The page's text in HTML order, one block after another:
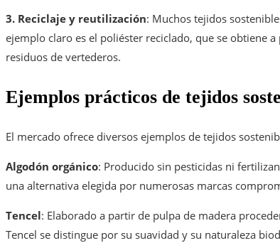
3. Reciclaje y reutilización: Muchos tejidos
ejemplo claro es el poliéster reciclado, que se obtiene
residuos de vertederos.
Ejemplos prácticos de tejidos
El mercado ofrece diversos ejemplos de tejidos
Algodón orgánico: Producido sin pesticidas ni
una alternativa elegida por numerosas marcas
Tencel: Elaborado a partir de pulpa de madera
Tencel se distingue por su suavidad y su naturaleza